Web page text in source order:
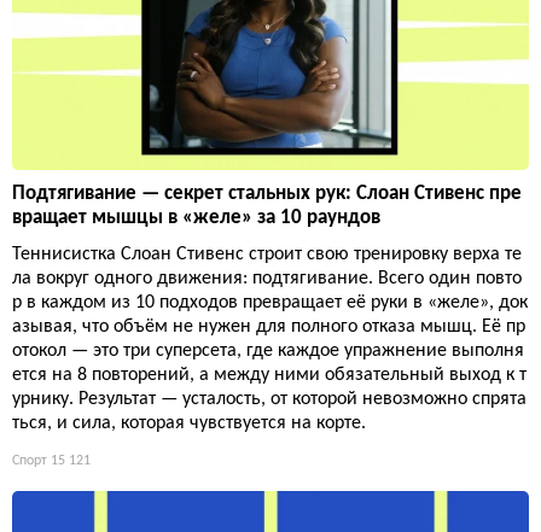
Подтягивание — секрет стальных рук: Слоан Стивенс пре
вращает мышцы в «желе» за 10 раундов
Теннисистка Слоан Стивенс строит свою тренировку верха те
ла вокруг одного движения: подтягивание. Всего один повто
р в каждом из 10 подходов превращает её руки в «желе», док
азывая, что объём не нужен для полного отказа мышц. Её пр
отокол — это три суперсета, где каждое упражнение выполня
ется на 8 повторений, а между ними обязательный выход к т
урнику. Результат — усталость, от которой невозможно спрята
ться, и сила, которая чувствуется на корте.
Спорт 15 121